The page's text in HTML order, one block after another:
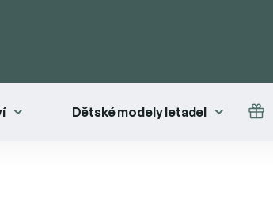
Dětské modely letadel